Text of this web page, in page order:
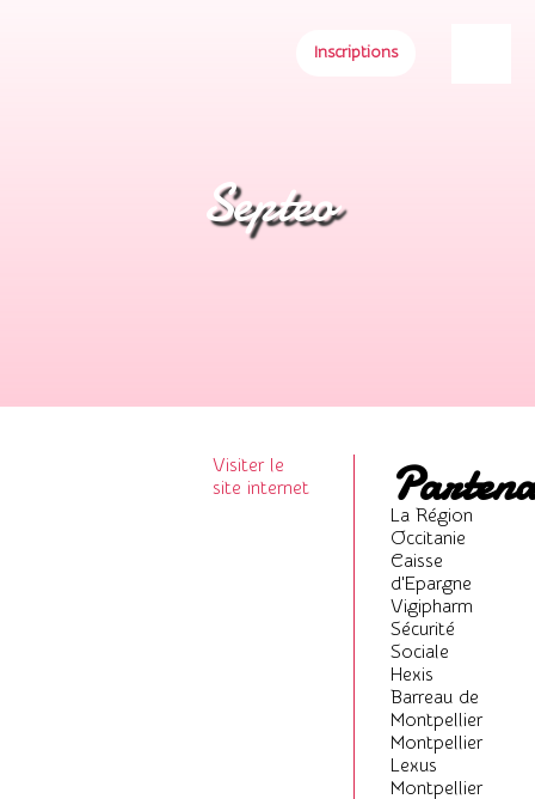
Septeo
Visiter le
site internet
La Région
Occitanie
Caisse
d'Epargne
Vigipharm
Sécurité
Sociale
Hexis
Barreau de
Montpellier
Montpellier
Lexus
Montpellier
Inscriptions